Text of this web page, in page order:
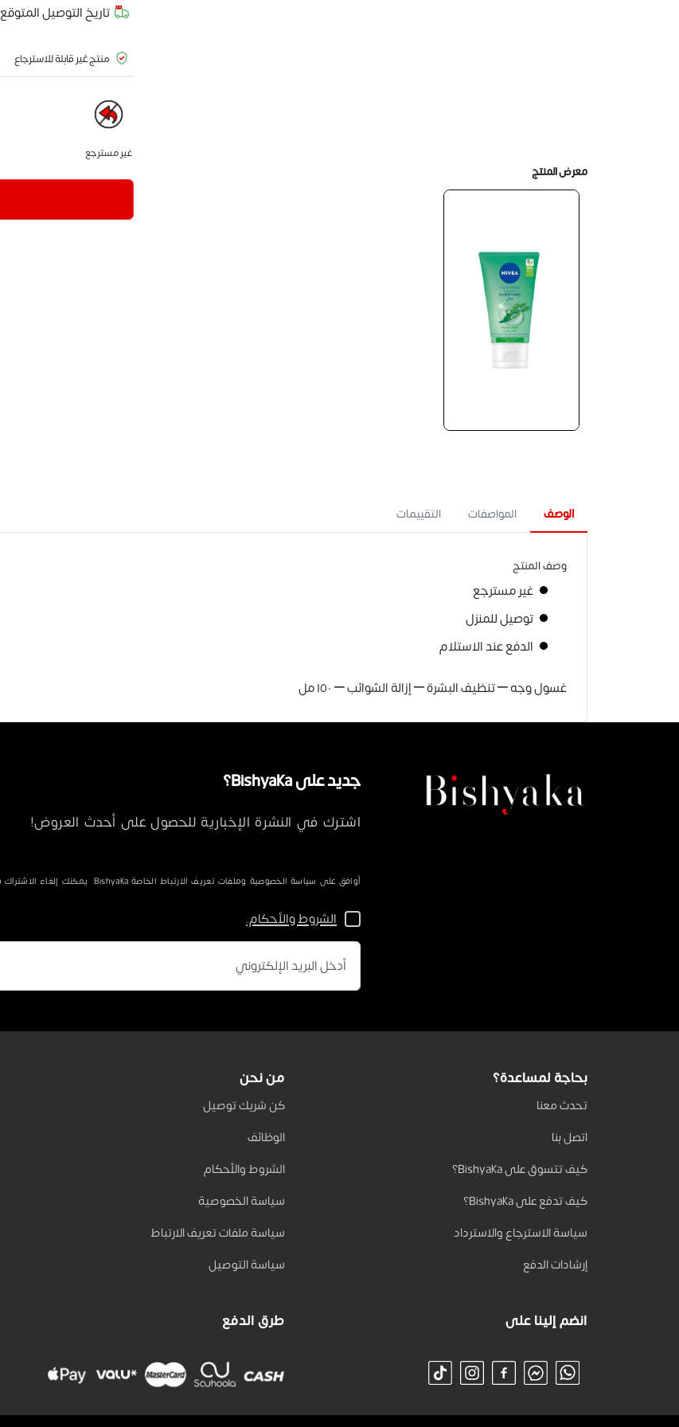
معرض المنتج
تاريخ التوصيل المتوقع
منتج غير قابلة للاسترجاع
غير مسترجع
الوصف المواصفات التقييمات
وصف المنتج
غير مسترجع
توصيل للمنزل
الدفع عند الاستلام
غسول وجه – تنظيف البشرة – إزالة الشوائب – ١٥٠ مل
جديد على Bishyaka؟
اشترك في النشرة الإخبارية للحصول على أحدث العروض!
أوافق على سياسة الخصوصية وملفات تعريف الارتباط الخاصة Bishyaka. يمكنك إلغاء الاشتراك في أي وقت.
الشروط والأحكام.
بحاجة لمساعدة؟
تحدث معنا
اتصل بنا
كيف تتسوق على Bishyaka؟
كيف تدفع على Bishyaka؟
سياسة الاسترجاع والاسترداد
إرشادات الدفع
من نحن
كن شريك توصيل
الوظائف
الشروط والأحكام
سياسة الخصوصية
سياسة ملفات تعريف الارتباط
سياسة التوصيل
انضم إلينا على طرق الدفع